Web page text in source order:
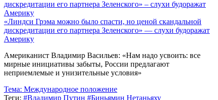
«Линдси Грэма можно было спасти, но ценой скандальной
дискредитации его партнера Зеленского» — слухи будоражат
Америку
Американист Владимир Васильев: «Нам надо усвоить: все
мирные инициативы забыты, России предлагают
неприемлемые и унизительные условия»
Тема: Международное положение
Теги: #Владимир Путин #Биньямин Нетаньяху